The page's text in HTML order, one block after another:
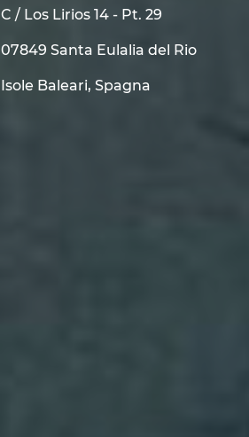
C / Los Lirios 14 - Pt. 29
07849 Santa Eulalia del Rio
Isole Baleari, Spagna